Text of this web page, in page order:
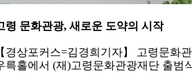
령 문화관광, 새로운 도약의 시작
【 경상포커스=김경희기자】 고령문화
륵홀에서 (재)고령문화관광재단 출범